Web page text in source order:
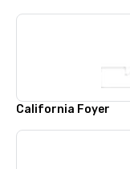
California Foyer